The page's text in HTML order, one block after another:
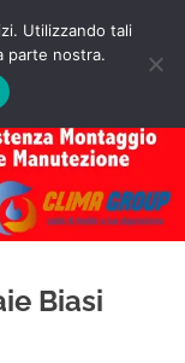
MENU
Biasi
Utilizzando tali
parte nostra.